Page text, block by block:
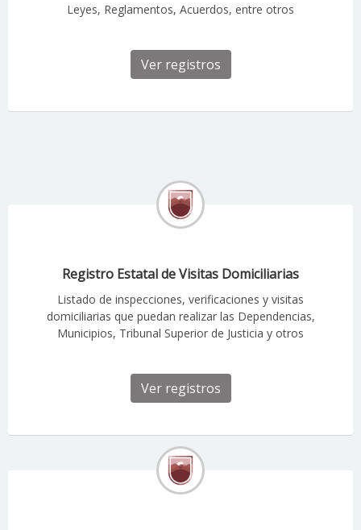
Leyes, Reglamentos, Acuerdos, entre otros
Ver registros
Registro Estatal de Visitas Domiciliarias
Listado de inspecciones, verificaciones y visitas
domiciliarias que puedan realizar las Dependencias,
Municipios, Tribunal Superior de Justicia y otros
Ver registros